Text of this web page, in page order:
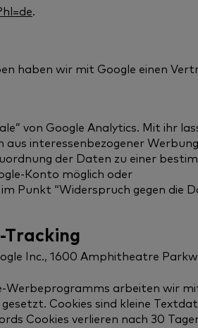
.
haben wir mit Google einen
von Google Analytics. Mit ihr
interessenbezogener Werbung
der Daten zu einer
Konto möglich oder
Punkt “Widerspruch gegen die
Tracking
Inc., 1600 Amphitheatre
arbeiten wir
Cookies sind kleine
Cookies verlieren nach 30